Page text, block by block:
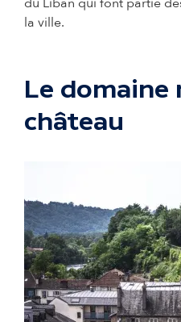
la ville.
Le domaine
château